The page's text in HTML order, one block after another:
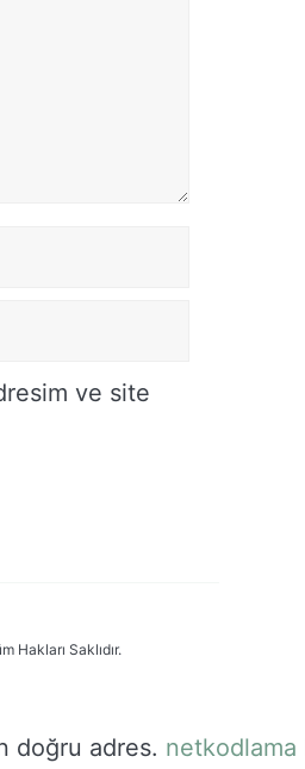
ve site
Hakları Saklıdır.
doğru adres. netkodlama